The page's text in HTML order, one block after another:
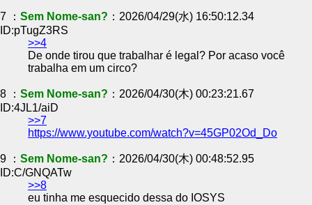
7 ： Sem Nome-san? ：2026/04/29(水) 16:50:12.34
ID:pTugZ3RS
>>4
De onde tirou que trabalhar é legal? Por acaso você
trabalha em um circo?
8 ： Sem Nome-san? ：2026/04/30(木) 00:23:21.67
ID:4JL1/aiD
>>7
https://www.youtube.com/watch?v=45GP02Od_Do
9 ： Sem Nome-san? ：2026/04/30(木) 00:48:52.95
ID:C/GNQATw
>>8
eu tinha me esquecido dessa do IOSYS